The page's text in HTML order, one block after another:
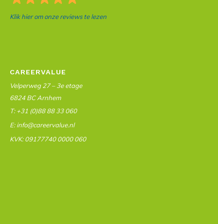
Klik hier om onze reviews te lezen
CAREERVALUE
Velperweg 27 – 3e etage
6824 BC Arnhem
T: +31 (0)88 88 33 060
E: info@careervalue.nl
KVK: 09177740 0000 060